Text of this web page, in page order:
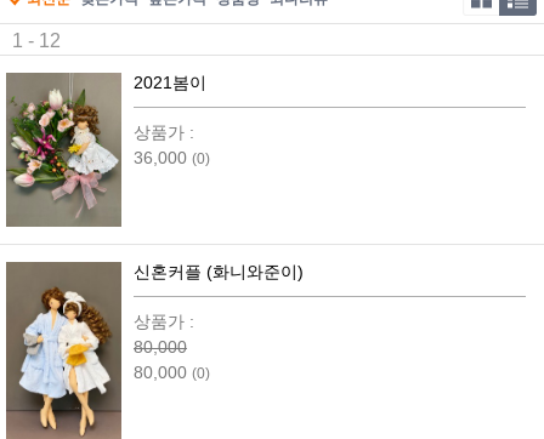
1 - 12
2021봄이
상품가 :
36,000 (0)
신혼커플 (화니와준이)
상품가 :
80,000
80,000 (0)